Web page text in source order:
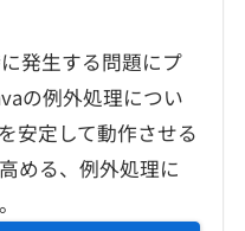
発生する問題にプ
の例外処理につい
安定して動作させる
める、例外処理に